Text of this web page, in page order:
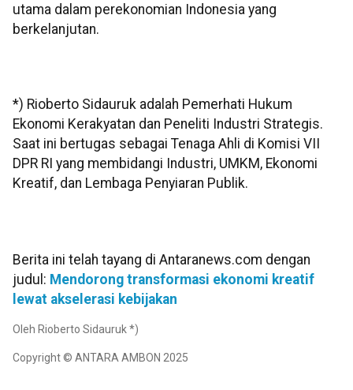
utama dalam perekonomian Indonesia yang
berkelanjutan.
*) Rioberto Sidauruk adalah Pemerhati Hukum
Ekonomi Kerakyatan dan Peneliti Industri Strategis.
Saat ini bertugas sebagai Tenaga Ahli di Komisi VII
DPR RI yang membidangi Industri, UMKM, Ekonomi
Kreatif, dan Lembaga Penyiaran Publik.
Berita ini telah tayang di Antaranews.com dengan
judul: Mendorong transformasi ekonomi kreatif
lewat akselerasi kebijakan
Oleh Rioberto Sidauruk *)
Copyright © ANTARA AMBON 2025